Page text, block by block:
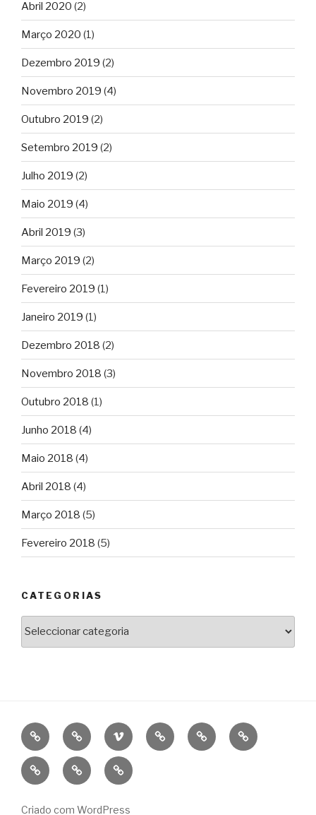
Abril 2020 (2)
Março 2020 (1)
Dezembro 2019 (2)
Novembro 2019 (4)
Outubro 2019 (2)
Setembro 2019 (2)
Julho 2019 (2)
Maio 2019 (4)
Abril 2019 (3)
Março 2019 (2)
Fevereiro 2019 (1)
Janeiro 2019 (1)
Dezembro 2018 (2)
Novembro 2018 (3)
Outubro 2018 (1)
Junho 2018 (4)
Maio 2018 (4)
Abril 2018 (4)
Março 2018 (5)
Fevereiro 2018 (5)
CATEGORIAS
BIO CINEMAVIMEO WORKSHOPSFESTIVAIS
DE
CINE
OFICINA
IMPERFEITA
NEWS CONTACT
Criado com WordPress